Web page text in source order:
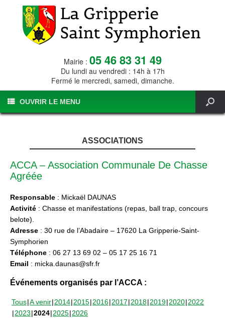
Mairie : 05 46 83 31 49
Du lundi au vendredi : 14h à 17h
Fermé le mercredi, samedi, dimanche.
OUVRIR LE MENU
ASSOCIATIONS
ACCA – Association Communale De Chasse
Agréée
Responsable : Mickaël DAUNAS
Activité : Chasse et manifestations (repas, ball trap, concours
belote).
Adresse : 30 rue de l’Abadaire – 17620 La Gripperie-Saint-
Symphorien
Téléphone : 06 27 13 69 02 – 05 17 25 16 71
Email : micka.daunas@sfr.fr
Événements organisés par l’ACCA :
Tous A venir 2014 2015 2016 2017 2018 2019 2020 2022
2023 2024 2025 2026